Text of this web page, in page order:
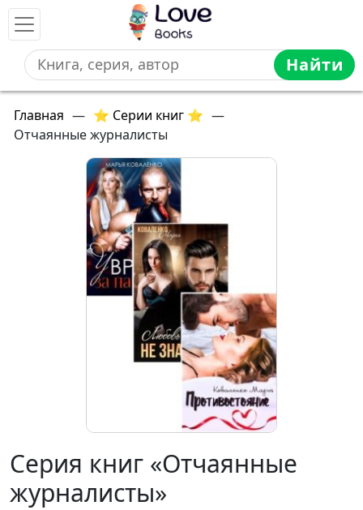
Найти
Главная — ⭐ Серии книг ⭐ —
Отчаянные журналисты
Серия книг «Отчаянные
журналисты»